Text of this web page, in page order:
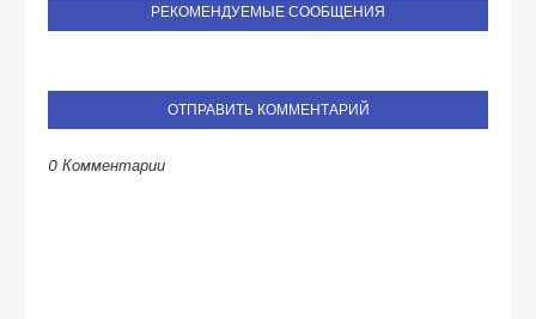
РЕКОМЕНДУЕМЫЕ СООБЩЕНИЯ
ОТПРАВИТЬ КОММЕНТАРИЙ
0 Комментарии